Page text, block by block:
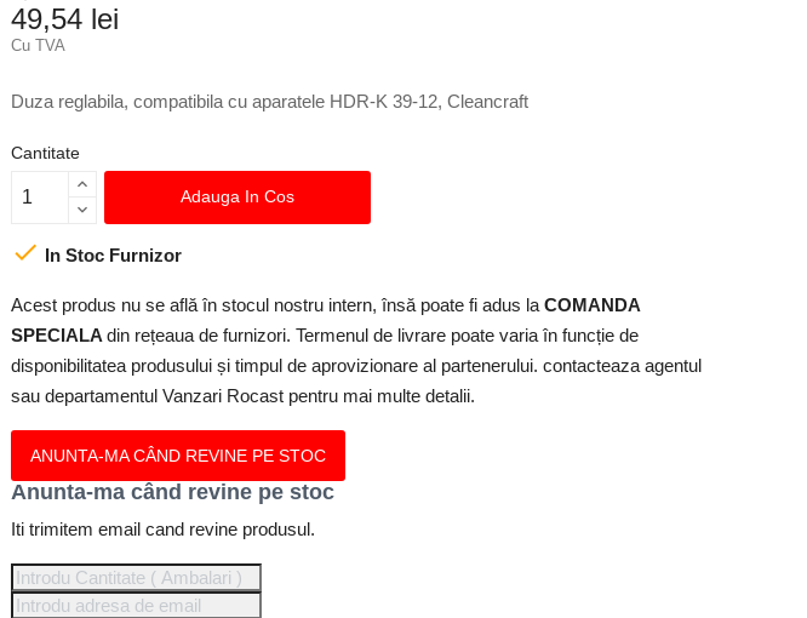
49,54 lei
Cu TVA
Duza reglabila, compatibila cu aparatele HDR-K 39-12, Cleancraft
Cantitate
Adauga In Cos
 In Stoc Furnizor
Acest produs nu se află în stocul nostru intern, însă poate fi adus la COMANDA
SPECIALA din rețeaua de furnizori. Termenul de livrare poate varia în funcție de
disponibilitatea produsului și timpul de aprovizionare al partenerului. contacteaza agentul
sau departamentul Vanzari Rocast pentru mai multe detalii.
ANUNTA-MA CÂND REVINE PE STOC
Anunta-ma când revine pe stoc
Iti trimitem email cand revine produsul.